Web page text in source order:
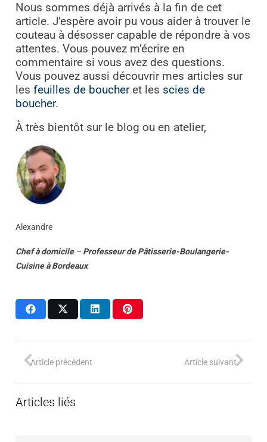
Nous sommes déjà arrivés à la fin de cet
article. J’espère avoir pu vous aider à trouver le
couteau à désosser capable de répondre à vos
attentes. Vous pouvez m’écrire en
commentaire si vous avez des questions.
Vous pouvez aussi découvrir mes articles sur
les feuilles de boucheret les scies de
boucher.
À très bientôt sur le blog ou en atelier,
Alexandre
Chef à domicile–Professeur de Pâtisserie-Boulangerie-
Cuisine à Bordeaux
Article précédent Article suivant
Articles liés